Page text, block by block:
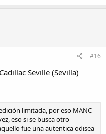
#16
Seville (Sevilla)
limitada, por eso MANC
eso si se busca otro
fue una autentica odisea